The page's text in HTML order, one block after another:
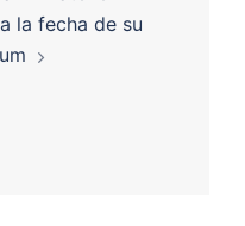
la fecha de su